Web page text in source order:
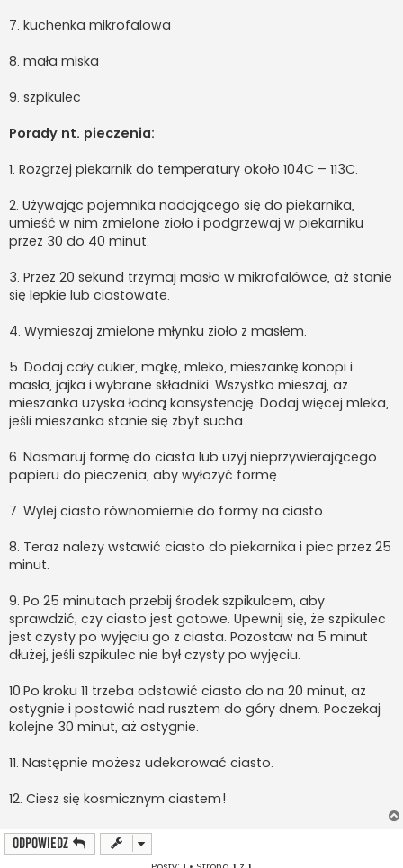
7. kuchenka mikrofalowa
8. mała miska
9. szpikulec
Porady nt. pieczenia:
1. Rozgrzej piekarnik do temperatury około 104C – 113C.
2. Używając pojemnika nadającego się do piekarnika,
umieść w nim zmielone zioło i podgrzewaj w piekarniku
przez 30 do 40 minut.
3. Przez 20 sekund trzymaj masło w mikrofalówce, aż stanie
się lepkie lub ciastowate.
4. Wymieszaj zmielone młynku zioło z masłem.
5. Dodaj cały cukier, mąkę, mleko, mieszankę konopi i
masła, jajka i wybrane składniki. Wszystko mieszaj, aż
mieszanka uzyska ładną konsystencję. Dodaj więcej mleka,
jeśli mieszanka stanie się zbyt sucha.
6. Nasmaruj formę do ciasta lub użyj nieprzywierającego
papieru do pieczenia, aby wyłożyć formę.
7. Wylej ciasto równomiernie do formy na ciasto.
8. Teraz należy wstawić ciasto do piekarnika i piec przez 25
minut.
9. Po 25 minutach przebij środek szpikulcem, aby
sprawdzić, czy ciasto jest gotowe. Upewnij się, że szpikulec
jest czysty po wyjęciu go z ciasta. Pozostaw na 5 minut
dłużej, jeśli szpikulec nie był czysty po wyjęciu.
10.Po kroku 11 trzeba odstawić ciasto do na 20 minut, aż
ostygnie i postawić nad rusztem do góry dnem. Poczekaj
kolejne 30 minut, aż ostygnie.
11. Następnie możesz udekorować ciasto.
12. Ciesz się kosmicznym ciastem!
ODPOWIEDZ